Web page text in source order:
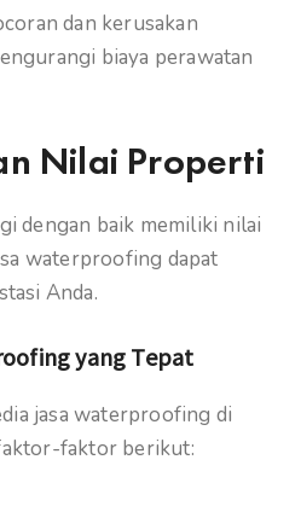
dan kerusakan
biaya perawatan
Nilai Properti
dengan baik memiliki nilai
waterproofing dapat
Anda.
yang Tepat
jasa waterproofing di
faktor berikut: